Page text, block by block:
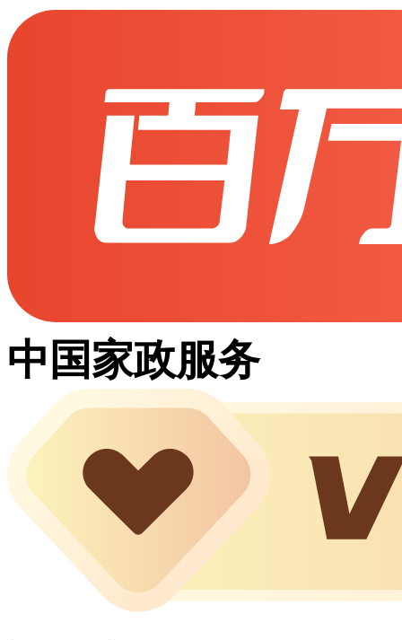
中国家政服务